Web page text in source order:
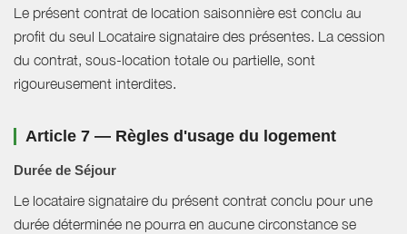
Le présent contrat de location saisonnière est conclu au
profit du seul Locataire signataire des présentes. La cession
du contrat, sous-location totale ou partielle, sont
rigoureusement interdites.
Article 7 — Règles d'usage du logement
Durée de Séjour
Le locataire signataire du présent contrat conclu pour une
durée déterminée ne pourra en aucune circonstance se